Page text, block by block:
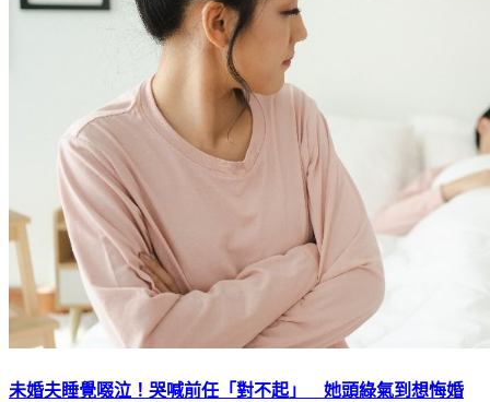
未婚夫睡覺啜泣！哭喊前任「對不起」 她頭綠氣到想悔婚